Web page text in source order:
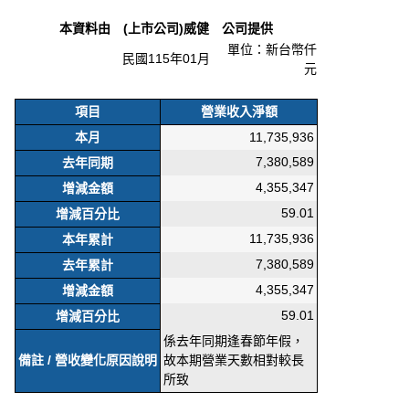
本資料由 (上市公司)威健 公司提供
民國115年01月
單位：新台幣仟
元
項目
營業收入淨額
本月
11,735,936
去年同期
7,380,589
增減金額
4,355,347
增減百分比
59.01
本年累計
11,735,936
去年累計
7,380,589
增減金額
4,355,347
增減百分比
59.01
備註 / 營收變化原因說明
係去年同期逢春節年假，
故本期營業天數相對較長
所致